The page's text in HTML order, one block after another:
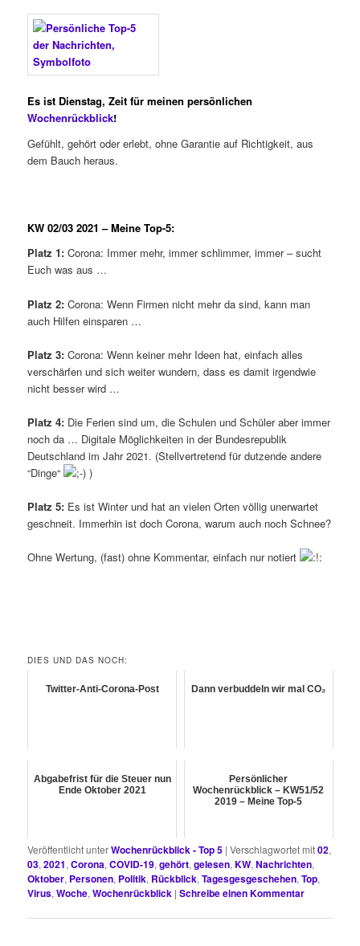
Es ist Dienstag, Zeit für meinen persönlichen
Wochenrückblick!
Gefühlt, gehört oder erlebt, ohne Garantie auf Richtigkeit, aus
dem Bauch heraus.
KW 02/03 2021 – Meine Top-5:
Platz 1:Corona: Immer mehr, immer schlimmer, immer – sucht
Euch was aus …
Platz 2:Corona: Wenn Firmen nicht mehr da sind, kann man
auch Hilfen einsparen …
Platz 3:Corona: Wenn keiner mehr Ideen hat, einfach alles
verschärfen und sich weiter wundern, dass es damit irgendwie
nicht besser wird …
Platz 4: Die Ferien sind um, die Schulen und Schüler aber immer
noch da … Digitale Möglichkeiten in der Bundesrepublik
Deutschland im Jahr 2021. (Stellvertretend für dutzende andere
“Dinge“
)
Platz 5: Es ist Winter und hat an vielen Orten völlig unerwartet
geschneit. Immerhin ist doch Corona, warum auch noch Schnee?
Ohne Wertung, (fast) ohne Kommentar, einfach nur notiert
DIES UND DAS NOCH:
Twitter-Anti-Corona-Post Dann verbuddeln wir mal CO₂
Abgabefrist für die Steuer nun
Ende Oktober 2021
Persönlicher
Wochenrückblick – KW51/52
2019 – Meine Top-5
Veröffentlicht unterWochenrückblick - Top 5 |Verschlagwortet mit02,
03,2021,Corona,COVID-19,gehört,gelesen,KW,Nachrichten,
Oktober, Personen, Politik, Rückblick,Tagesgesgeschehen,Top,
Virus,Woche,Wochenrückblick |Schreibe einen Kommentar